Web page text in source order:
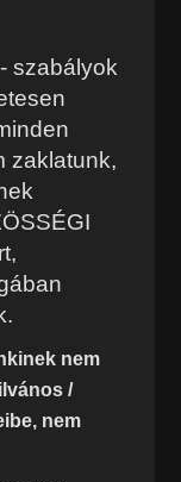
szabályok
zaklatunk,
nem
/
nem